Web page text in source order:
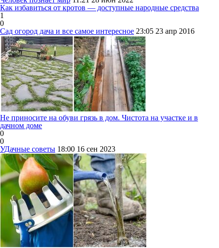
Как избавиться от кротов — доступные народные средства
1
0
Сад огород дача и все самое интересное 23:05 23 апр 2016
Не приносите на обуви грязь в дом. Чистота на участке и в
дачном доме
0
0
УДачные советы 18:00 16 сен 2023